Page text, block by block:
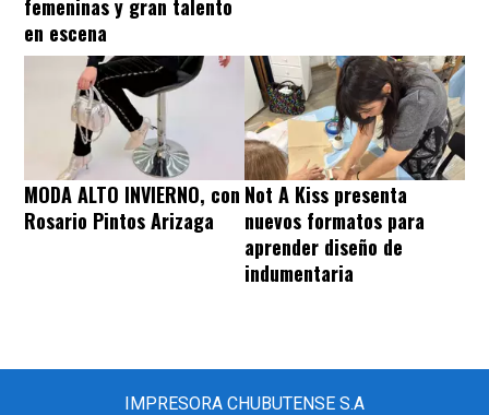
femeninas y gran talento
en escena
MODA ALTO INVIERNO, con
Rosario Pintos Arizaga
Not A Kiss presenta
nuevos formatos para
aprender diseño de
indumentaria
IMPRESORA CHUBUTENSE S.A